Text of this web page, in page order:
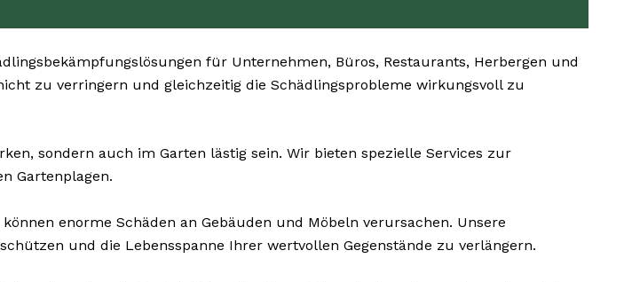
für Unternehmen, Büros, Restaurants, Herbergen und
zu verringern und gleichzeitig die Schädlingsprobleme wirkungsvoll zu
sondern auch im Garten lästig sein. Wir bieten spezielle Services zur
Gartenplagen.
enorme Schäden an Gebäuden und Möbeln verursachen. Unsere
und die Lebensspanne Ihrer wertvollen Gegenstände zu verlängern.